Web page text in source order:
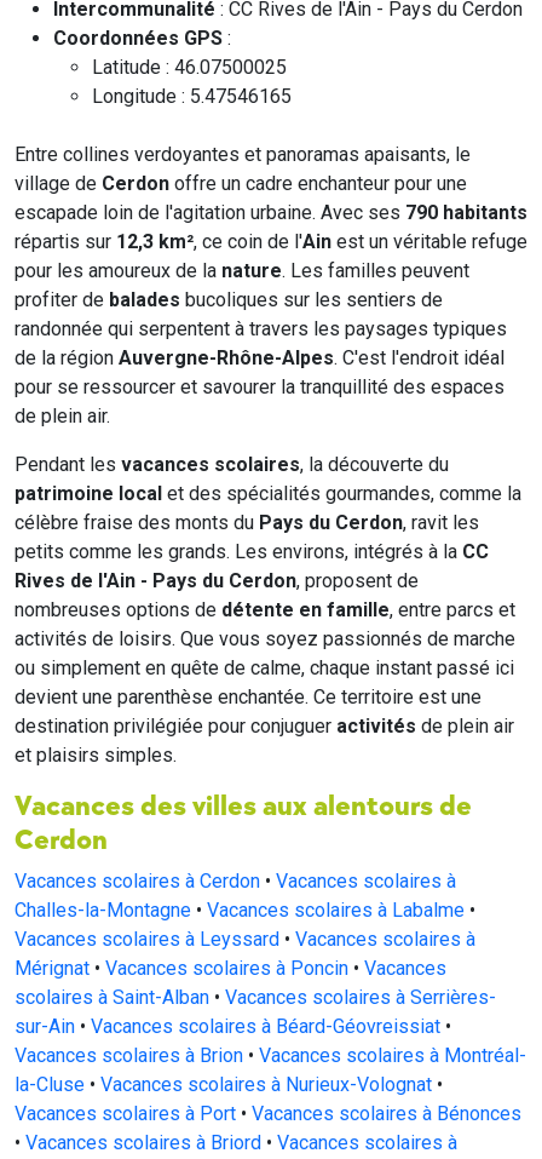
Intercommunalité : CC Rives de l'Ain - Pays du Cerdon
Coordonnées GPS :
Latitude : 46.07500025
Longitude : 5.47546165
Entre collines verdoyantes et panoramas apaisants, le
village de Cerdon offre un cadre enchanteur pour une
escapade loin de l'agitation urbaine. Avec ses 790 habitants
répartis sur 12,3 km², ce coin de l'Ain est un véritable refuge
pour les amoureux de la nature. Les familles peuvent
profiter de balades bucoliques sur les sentiers de
randonnée qui serpentent à travers les paysages typiques
de la région Auvergne-Rhône-Alpes. C'est l'endroit idéal
pour se ressourcer et savourer la tranquillité des espaces
de plein air.
Pendant les vacances scolaires, la découverte du
patrimoine local et des spécialités gourmandes, comme la
célèbre fraise des monts du Pays du Cerdon, ravit les
petits comme les grands. Les environs, intégrés à la CC
Rives de l'Ain - Pays du Cerdon, proposent de
nombreuses options de détente en famille, entre parcs et
activités de loisirs. Que vous soyez passionnés de marche
ou simplement en quête de calme, chaque instant passé ici
devient une parenthèse enchantée. Ce territoire est une
destination privilégiée pour conjuguer activités de plein air
et plaisirs simples.
Vacances des villes aux alentours de
Cerdon
Vacances scolaires à Cerdon • Vacances scolaires à
Challes-la-Montagne • Vacances scolaires à Labalme •
Vacances scolaires à Leyssard • Vacances scolaires à
Mérignat • Vacances scolaires à Poncin • Vacances
scolaires à Saint-Alban • Vacances scolaires à Serrières-
sur-Ain • Vacances scolaires à Béard-Géovreissiat •
Vacances scolaires à Brion • Vacances scolaires à Montréal-
la-Cluse • Vacances scolaires à Nurieux-Volognat •
Vacances scolaires à Port • Vacances scolaires à Bénonces
• Vacances scolaires à Briord • Vacances scolaires à